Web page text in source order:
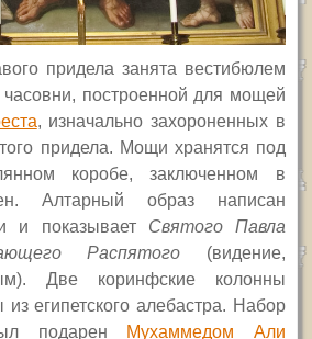
придела занята вестибюлем
построенной для мощей
, изначально захороненных в
придела. Мощи хранятся под
коробе, заключенном в
Алтарный образ написан
и показывает Святого Павла
Распятого (видение,
Две коринфские колонны
египетского алебастра. Набор
подарен
Мухаммедом Али